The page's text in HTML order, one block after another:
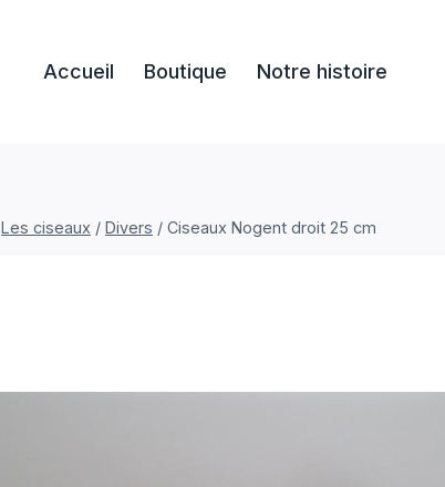
Accueil Boutique Notre histoire
Les ciseaux / Divers / Ciseaux Nogent droit 25 cm